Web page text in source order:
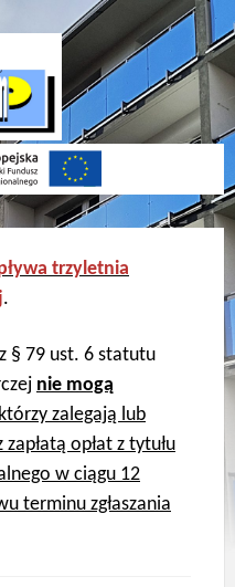
trzyletnia
.
§ 79 ust. 6 statutu
nie mogą
zalegają lub
opłat z tytułu
w ciągu 12
terminu zgłaszania